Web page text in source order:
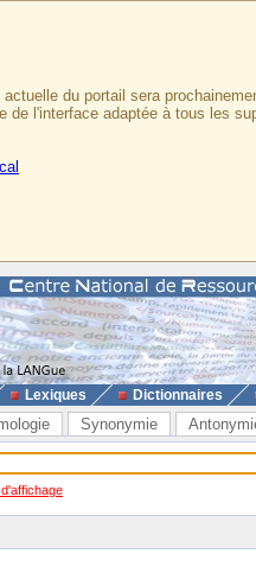
du portail sera
de l'interface adaptée à tous les
Lexiques Dictionnaires
Synonymie